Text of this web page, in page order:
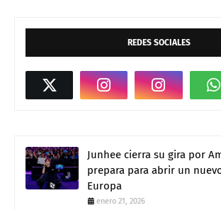
REDES SOCIALES
Junhee cierra su gira por
prepara para abrir un
Europa
enero 21, 2026